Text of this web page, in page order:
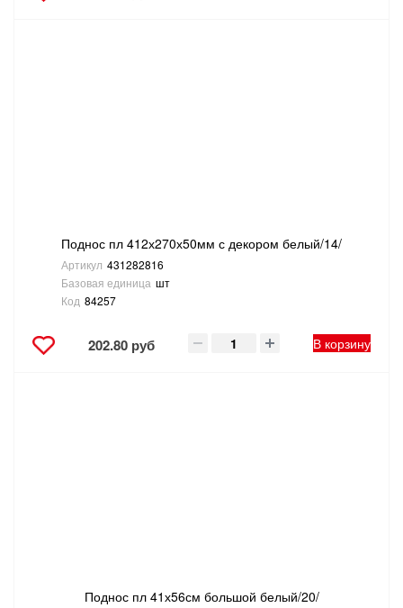
Поднос пл 412х270х50мм с декором белый/14/
Артикул 431282816
Базовая единица шт
Код 84257
202.80 руб В корзину
Поднос пл 41х56см большой белый/20/